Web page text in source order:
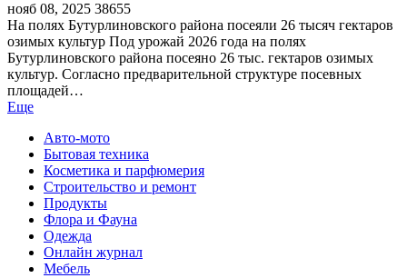
нояб 08, 2025 38655
На полях Бутурлиновского района посеяли 26 тысяч гектаров
озимых культур Под урожай 2026 года на полях
Бутурлиновского района посеяно 26 тыс. гектаров озимых
культур. Согласно предварительной структуре посевных
площадей…
Еще
Авто-мото
Бытовая техника
Косметика и парфюмерия
Строительство и ремонт
Продукты
Флора и Фауна
Одежда
Онлайн журнал
Мебель